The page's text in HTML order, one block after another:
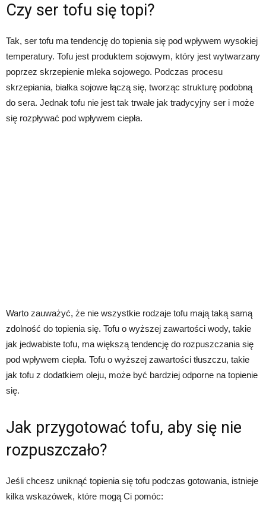
Czy ser tofu się topi?
Tak, ser tofu ma tendencję do topienia się pod wpływem wysokiej
temperatury. Tofu jest produktem sojowym, który jest wytwarzany
poprzez skrzepienie mleka sojowego. Podczas procesu
skrzepiania, białka sojowe łączą się, tworząc strukturę podobną
do sera. Jednak tofu nie jest tak trwałe jak tradycyjny ser i może
się rozpływać pod wpływem ciepła.
Warto zauważyć, że nie wszystkie rodzaje tofu mają taką samą
zdolność do topienia się. Tofu o wyższej zawartości wody, takie
jak jedwabiste tofu, ma większą tendencję do rozpuszczania się
pod wpływem ciepła. Tofu o wyższej zawartości tłuszczu, takie
jak tofu z dodatkiem oleju, może być bardziej odporne na topienie
się.
Jak przygotować tofu, aby się nie
rozpuszczało?
Jeśli chcesz uniknąć topienia się tofu podczas gotowania, istnieje
kilka wskazówek, które mogą Ci pomóc: